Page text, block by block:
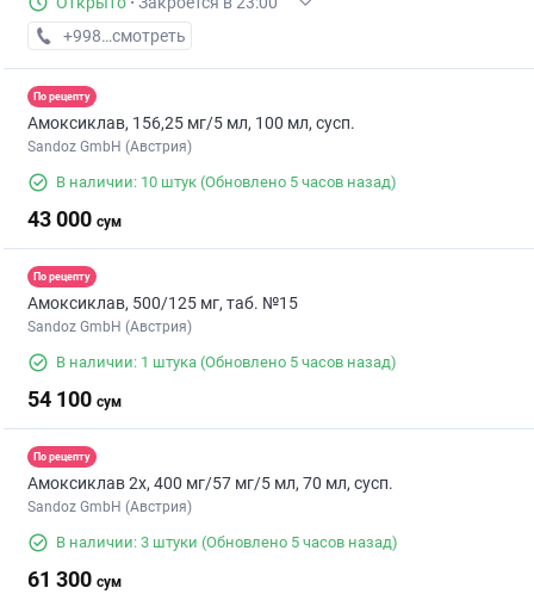
+998 (95) XXX-XX-XX
смотреть
По рецепту
Амоксиклав, 156,25 мг/5 мл, 100 мл, сусп.
Sandoz GmbH (Австрия)
В наличии: 10 штук (Обновлено 5 часов назад)
43 000 сум
По рецепту
Амоксиклав, 500/125 мг, таб. №15
Sandoz GmbH (Австрия)
В наличии: 1 штука (Обновлено 5 часов назад)
54 100 сум
По рецепту
Амоксиклав 2х, 400 мг/57 мг/5 мл, 70 мл, сусп.
Sandoz GmbH (Австрия)
В наличии: 3 штуки (Обновлено 5 часов назад)
61 300 сум